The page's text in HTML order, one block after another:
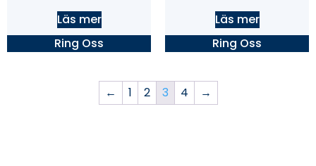
Läs mer
Ring Oss
Läs mer
Ring Oss
← 1 2 3 4 →